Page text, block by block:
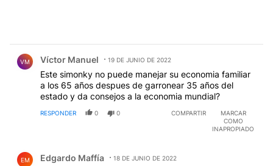
VM Víctor Manuel 19 DE JUNIO DE 2022
Este simonky no puede manejar su economia familiar
a los 65 años despues de garronear 35 años del
estado y da consejos a la economia mundial?
RESPONDER 0 0 COMPARTIR
MARCAR
COMO
INAPROPIADO
EM Edgardo Maffía 18 DE JUNIO DE 2022